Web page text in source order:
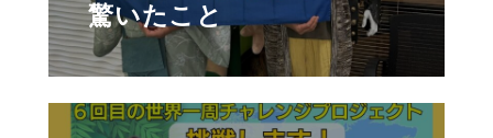
驚いたこと